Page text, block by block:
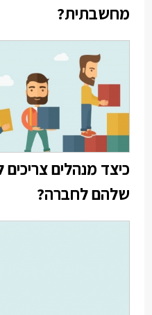
מחשבתית?
כיצד מנהלים
שלהם לחברה?